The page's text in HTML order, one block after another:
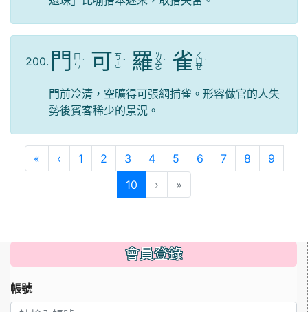
200. 門
ㄇ
ㄣ ˊ 可 ㄎ
ㄜ ˇ 羅 ㄌ
ㄨ
ㄛ
ˊ 雀 ㄑ
ㄩ
ㄝ
ˋ
門前冷清，空曠得可張網捕雀。形容做官的人失
勢後賓客稀少的景況。
« 第一頁
‹上一頁
1 2 3 4 5 6 7 8
9
10(目前頁次)
› »
會員登錄
帳號